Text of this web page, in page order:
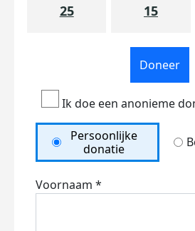
25 15
Doneer
Ik doe een anonieme
Persoonlijke
donatie
Voornaam *